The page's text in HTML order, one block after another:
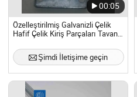
00:05
Özelleştirilmiş Galvanizli Çelik
Hafif Çelik Kiriş Parçaları Tavan
Şimdi İletişime geçin